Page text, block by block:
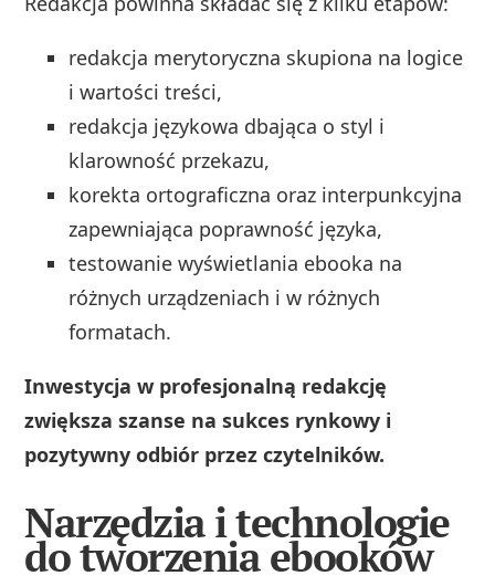
redakcja merytoryczna skupiona na logice
i wartości treści,
redakcja językowa dbająca o styl i
klarowność przekazu,
korekta ortograficzna oraz interpunkcyjna
zapewniająca poprawność języka,
testowanie wyświetlania ebooka na
różnych urządzeniach i w różnych
formatach.
Inwestycja w profesjonalną redakcję
zwiększa szanse na sukces rynkowy i
pozytywny odbiór przez czytelników.
Narzędzia i technologie
do tworzenia ebooków